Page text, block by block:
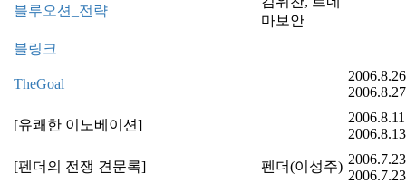
블루오션_전략
마보안
블링크
TheGoal
2006.8.27
[유쾌한 이노베이션]
2006.8.13
[펜더의 전쟁 견문록] 펜더(이성주)
2006.7.23